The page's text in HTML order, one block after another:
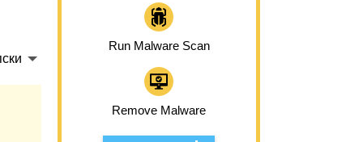
Run Malware Scan
Remove Malware